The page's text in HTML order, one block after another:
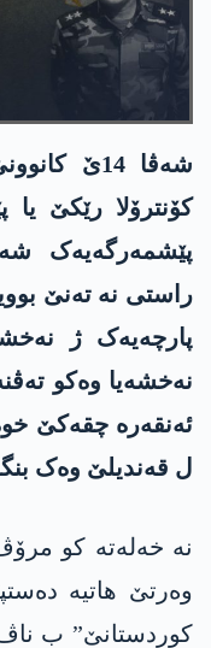
شەڤا 14ێ
کۆنترۆلا رێکێ
پێشمەرگەیەک
راستی نە تەنێ
پارچەیەک ژ
نەخشەیا وەکو
ئەنقەرە چقەکێ
ل قەندیلێ وەک
نە خەلەتە کو
وەرتێ ھاتیە
کوردستانێ” ب